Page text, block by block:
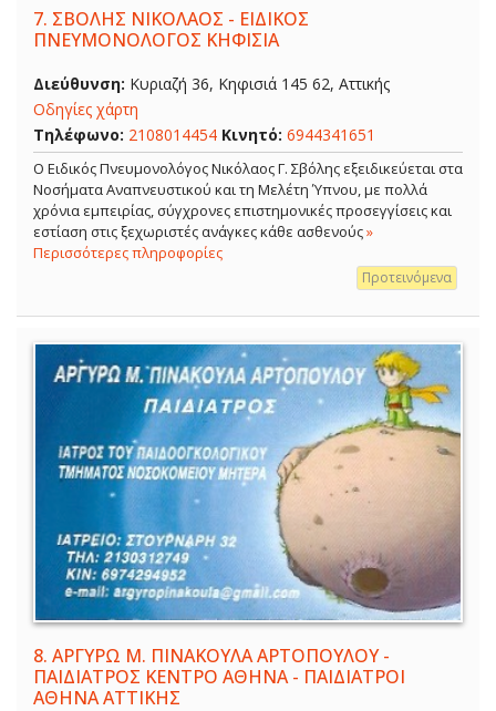
7. ΣΒΟΛΗΣ ΝΙΚΟΛΑΟΣ - ΕΙΔΙΚΟΣ
ΠΝΕΥΜΟΝΟΛΟΓΟΣ ΚΗΦΙΣΙΑ
Διεύθυνση: Κυριαζή 36, Κηφισιά 145 62, Αττικής
Οδηγίες χάρτη
Τηλέφωνο: 2108014454 Κινητό: 6944341651
O Ειδικός Πνευμονολόγος Νικόλαος Γ. Σβόλης εξειδικεύεται στα
Νοσήματα Αναπνευστικού και τη Μελέτη Ύπνου, με πολλά
χρόνια εμπειρίας, σύγχρονες επιστημονικές προσεγγίσεις και
εστίαση στις ξεχωριστές ανάγκες κάθε ασθενούς»
Περισσότερες πληροφορίες
Προτεινόμενα
8. ΑΡΓΥΡΩ Μ. ΠΙΝΑΚΟΥΛΑ ΑΡΤΟΠΟΥΛΟΥ -
ΠΑΙΔΙΑΤΡΟΣ ΚΕΝΤΡΟ ΑΘΗΝΑ - ΠΑΙΔΙΑΤΡΟΙ
ΑΘΗΝΑ ΑΤΤΙΚΗΣ